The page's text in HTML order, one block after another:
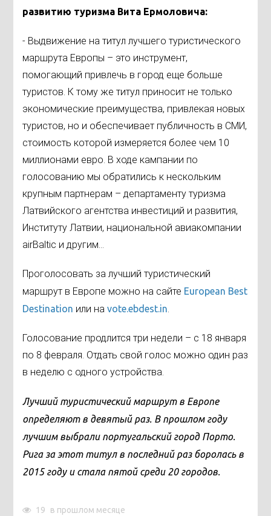
развитию туризма Вита Ермоловича:
- Выдвижение на титул лучшего туристического
маршрута Европы – это инструмент,
помогающий привлечь в город еще больше
туристов. К тому же титул приносит не только
экономические преимущества, привлекая новых
туристов, но и обеспечивает публичность в СМИ,
стоимость которой измеряется более чем 10
миллионами евро. В ходе кампании по
голосованию мы обратились к нескольким
крупным партнерам – департаменту туризма
Латвийского агентства инвестиций и развития,
Институту Латвии, национальной авиакомпании
airBaltic и другим...
Проголосовать за лучший туристический
маршрут в Европе можно на сайте European Best
Destination или наvote.ebdest.in.
Голосование продлится три недели – с 18 января
по 8 февраля. Отдать свой голос можно один раз
в неделю с одного устройства.
Лучший туристический маршрут в Европе
определяют в девятый раз. В прошлом году
лучшим выбрали португальский город Порто.
Рига за этот титул в последний раз боролась в
2015 году и стала пятой среди 20 городов.
19 в прошлом месяце